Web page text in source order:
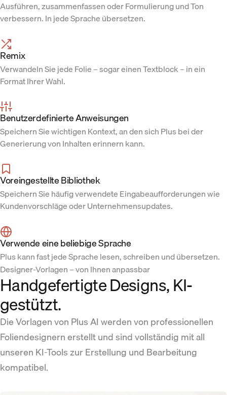
Ausführen, zusammenfassen oder Formulierung und Ton
verbessern. In jede Sprache übersetzen.
Remix
Verwandeln Sie jede Folie – sogar einen Textblock – in ein
Format Ihrer Wahl.
Benutzerdefinierte Anweisungen
Speichern Sie wichtigen Kontext, an den sich Plus bei der
Generierung von Inhalten erinnern kann.
Voreingestellte Bibliothek
Speichern Sie häufig verwendete Eingabeaufforderungen wie
Kundenvorschläge oder Unternehmensupdates.
Verwende eine beliebige Sprache
Plus kann fast jede Sprache lesen, schreiben und übersetzen.
Designer-Vorlagen – von Ihnen anpassbar
Handgefertigte Designs, KI-
gestützt.
Die Vorlagen von Plus AI werden von professionellen
Foliendesignern erstellt und sind vollständig mit all
unseren KI-Tools zur Erstellung und Bearbeitung
kompatibel.